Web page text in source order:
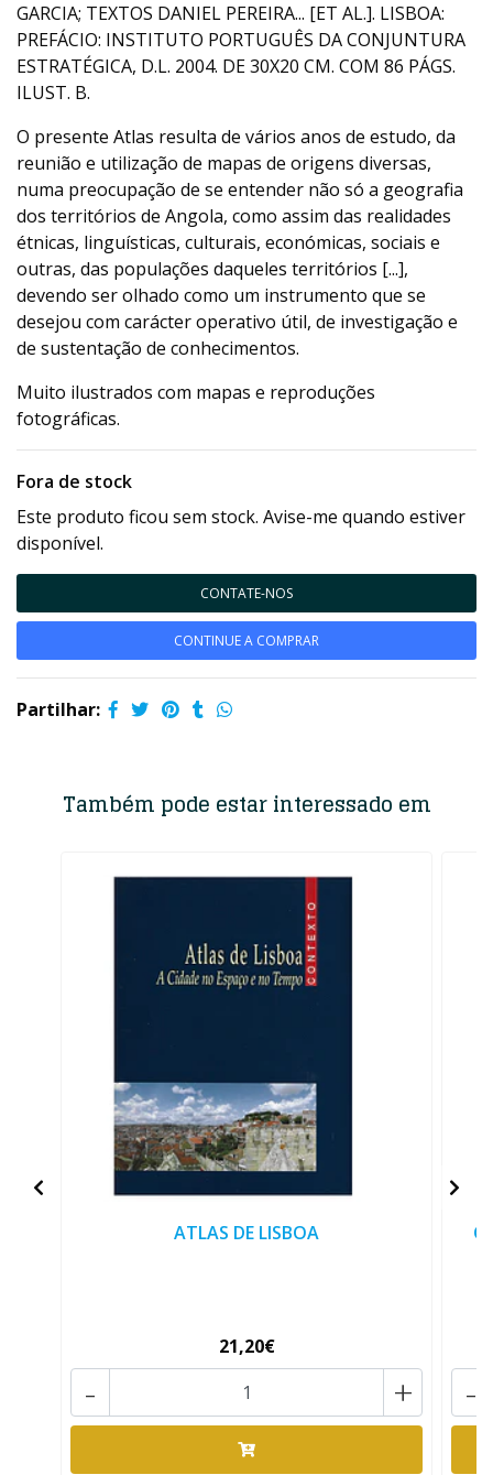
GARCIA; TEXTOS DANIEL PEREIRA... [ET AL.]. LISBOA:
PREFÁCIO: INSTITUTO PORTUGUÊS DA CONJUNTURA
ESTRATÉGICA, D.L. 2004. DE 30X20 CM. COM 86 PÁGS.
ILUST. B.
O presente Atlas resulta de vários anos de estudo, da
reunião e utilização de mapas de origens diversas,
numa preocupação de se entender não só a geografia
dos territórios de Angola, como assim das realidades
étnicas, linguísticas, culturais, económicas, sociais e
outras, das populações daqueles territórios [...],
devendo ser olhado como um instrumento que se
desejou com carácter operativo útil, de investigação e
de sustentação de conhecimentos.
Muito ilustrados com mapas e reproduções
fotográficas.
Fora de stock
Este produto ficou sem stock. Avise-me quando estiver
disponível.
CONTATE-NOS
CONTINUE A COMPRAR
Partilhar:
Também pode estar interessado em
ATLAS DE LISBOA
21,20€
+
- -